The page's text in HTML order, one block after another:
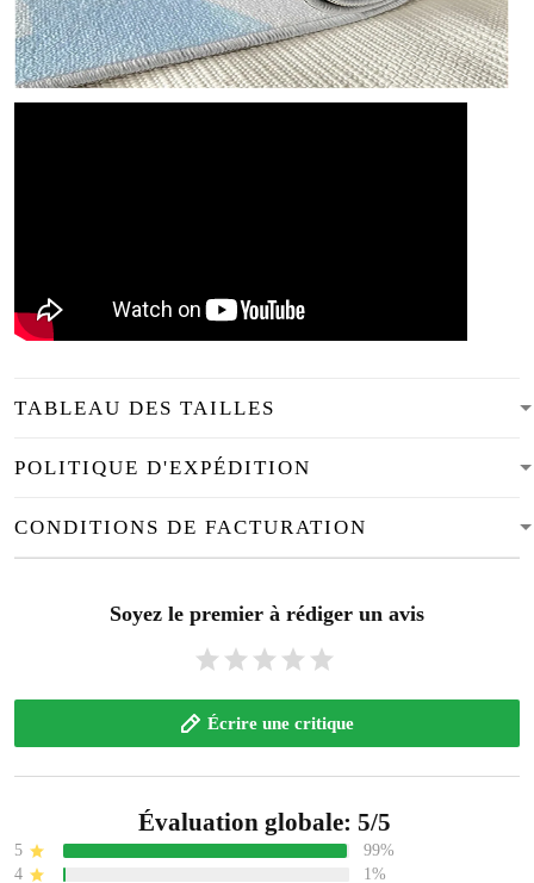
TABLEAU DES TAILLES
POLITIQUE D'EXPÉDITION
CONDITIONS DE FACTURATION
Soyez le premier à rédiger un avis
Écrire une critique
Évaluation globale: 5/5
5
99%
4
1%